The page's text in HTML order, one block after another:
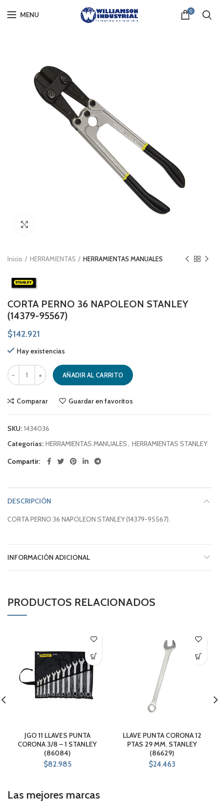
MENU 0
Inicio HERRAMIENTAS HERRAMIENTAS MANUALES
CORTA PERNO 36 NAPOLEON STANLEY
(14379-95567)
$142.921
Hay existencias
CORTA PERNO 36 NAPOLEON STANLEY (14379-95567) cantidad
AÑADIR AL CARRITO
Comparar Guardar en favoritos
SKU: 1434036
Categorías: HERRAMIENTAS MANUALES, HERRAMIENTAS STANLEY
Compartir
DESCRIPCIÓN
CORTA PERNO 36 NAPOLEON STANLEY (14379-95567).
INFORMACIÓN ADICIONAL
PRODUCTOS RELACIONADOS
JGO 11 LLAVES PUNTA
CORONA 3/8 – 1 STANLEY
(86084)
$82.985
LLAVE PUNTA CORONA 12
PTAS 29 MM. STANLEY
(86629)
$24.463
Las mejores marcas